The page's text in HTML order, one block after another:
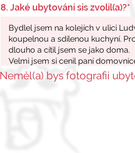
8. Jaké ubytování sis zvolil(a)?*
Neměl(a) bys fotografii